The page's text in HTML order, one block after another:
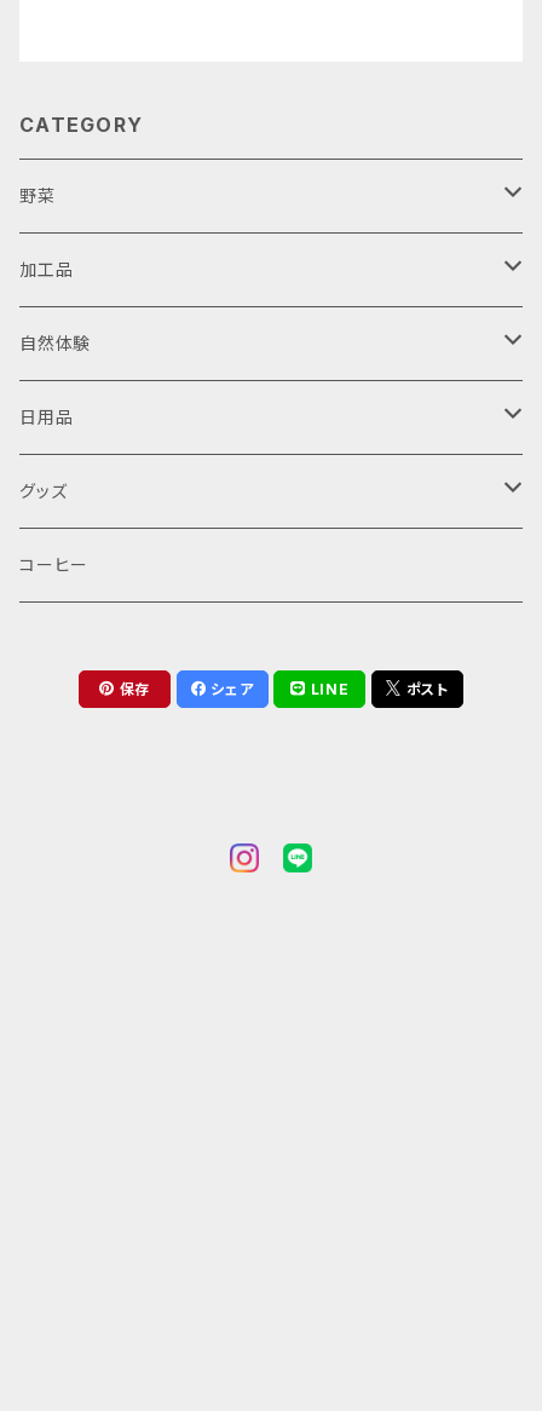
CATEGORY
野菜
人参
加工品
乾燥野菜
乾燥にんじん
乾燥トマト
野菜お茶
人参葉茶
ハーブティー
自然体験
野菜の収穫体験
山でゆっくり（読書・・・）
山でゆっくり１日
日用品
野菜処理
グッズ
バッグ
コーヒー
保存 シェア LINE ポスト